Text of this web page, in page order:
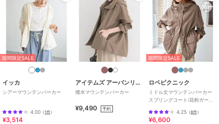
ブランド アー・ヴェ・ヴェ
ショップ アー・ヴェ・ヴェ
商品カテゴリ
アウター・ジャケット・コート
マウンテンパーカー
レディース
アウター・ジャケット・コート
カラー
ライトカーキ、アイボリー、ブラ
期間限定SALE
イッカ
シアーマウンテンパーカー
4.00 （1件）
¥3,514
アイテムズ アーバンリサーチ
撥水マウンテンパーカー
¥9,490 予約
期間限定SALE
ロペピクニック
ミドル丈マウンテンパーカー
スプリングコート/花粉ガー
4.25（8件）
¥6,600